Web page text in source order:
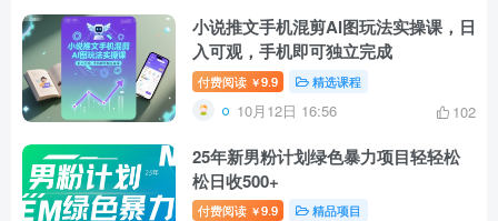
小说推文手机混剪AI图玩法实操课，日
入可观，手机即可独立完成
付费阅读 ￥9.9 精选课程
10月12日 16:56 102
25年新男粉计划绿色暴力项目轻轻松
松日收500+
付费阅读 ￥9.9 精品项目